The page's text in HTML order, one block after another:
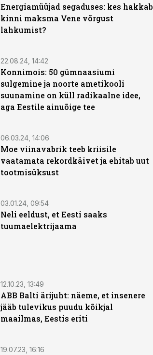
Energiamüüjad segaduses: kes hakkab
kinni maksma Vene võrgust
lahkumist?
22.08.24, 14:42
Konnimois: 50 gümnaasiumi
sulgemine ja noorte ametikooli
suunamine on küll radikaalne idee,
aga Eestile ainuõige tee
06.03.24, 14:06
Moe viinavabrik teeb kriisile
vaatamata rekordkäivet ja ehitab uut
tootmisüksust
03.01.24, 09:54
Neli eeldust, et Eesti saaks
tuumaelektrijaama
12.10.23, 13:49
ABB Balti ärijuht: näeme, et insenere
jääb tulevikus puudu kõikjal
maailmas, Eestis eriti
19.07.23, 16:16